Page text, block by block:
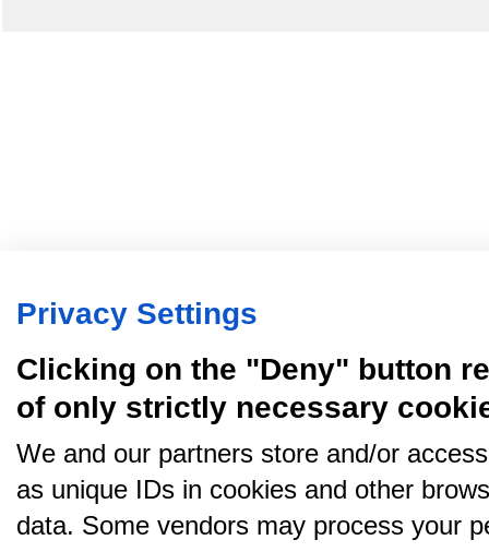
Privacy Settings
Clicking on the "Deny" button
of only strictly necessary
We and our partners store and/or
as unique IDs in cookies and other
data. Some vendors may process your